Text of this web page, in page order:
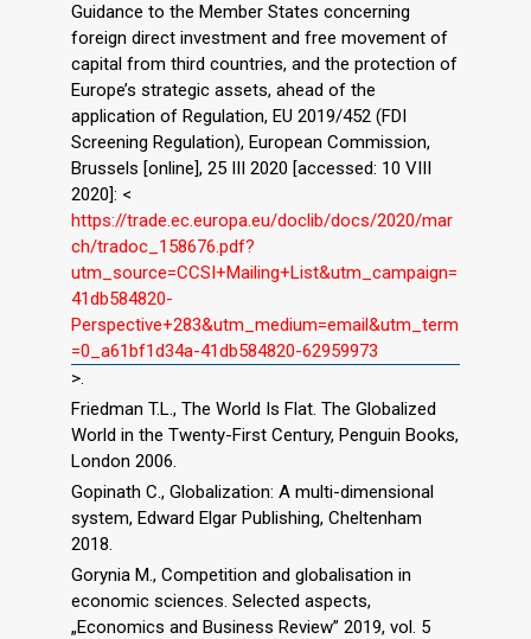
Guidance to the Member States concerning
foreign direct investment and free movement of
capital from third countries, and the protection of
Europe’s strategic assets, ahead of the
application of Regulation, EU 2019/452 (FDI
Screening Regulation), European Commission,
Brussels [online], 25 III 2020 [accessed: 10 VIII
2020]: <
https://trade.ec.europa.eu/doclib/docs/2020/mar
ch/tradoc_158676.pdf?
utm_source=CCSI+Mailing+List&utm_campaign=
41db584820-
Perspective+283&utm_medium=email&utm_term
=0_a61bf1d34a-41db584820-62959973
>.
Friedman T.L., The World Is Flat. The Globalized
World in the Twenty-First Century, Penguin Books,
London 2006.
Gopinath C., Globalization: A multi-dimensional
system, Edward Elgar Publishing, Cheltenham
2018.
Gorynia M., Competition and globalisation in
economic sciences. Selected aspects,
„Economics and Business Review” 2019, vol. 5